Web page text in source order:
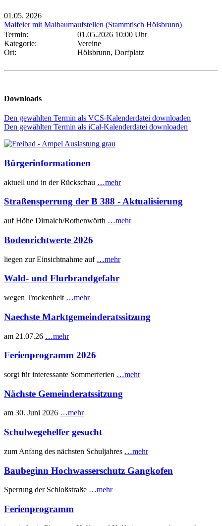
01.05. 2026
Maifeier mit Maibaumaufstellen (Stammtisch Hölsbrunn)
Termin:
01.05.2026 10:00 Uhr
Kategorie:
Vereine
Ort:
Hölsbrunn, Dorfplatz
Downloads
Den gewählten Termin als VCS-Kalenderdatei downloaden
Den gewählten Termin als iCal-Kalenderdatei downloaden
Bürgerinformationen
aktuell und in der Rückschau …mehr
Straßensperrung der B 388 - Aktualisierung
auf Höhe Dirnaich/Rothenwörth …mehr
Bodenrichtwerte 2026
liegen zur Einsichtnahme auf …mehr
Wald- und Flurbrandgefahr
wegen Trockenheit …mehr
Naechste Marktgemeinderatssitzung
am 21.07.26 …mehr
Ferienprogramm 2026
sorgt für interessante Sommerferien …mehr
Nächste Gemeinderatssitzung
am 30. Juni 2026 …mehr
Schulwegehelfer gesucht
zum Anfang des nächsten Schuljahres …mehr
Baubeginn Hochwasserschutz Gangkofen
Sperrung der Schloßstraße …mehr
Ferienprogramm